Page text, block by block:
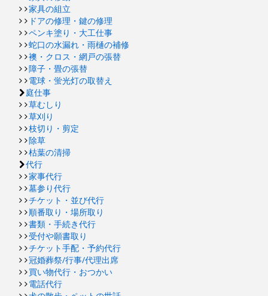
家具の組立
ドアの修理・鍵の修理
ペンキ塗り・大工仕事
蛇口の水漏れ・雨樋の補修
襖・クロス・網戸の張替
障子・畳の張替
電球・蛍光灯の取替え
庭仕事
草むしり
草刈り
枝切り・剪定
除草
枯葉の清掃
代行
家事代行
墓参り代行
チケット・並び代行
順番取り・場所取り
書類・手続き代行
受付や願書取り
チケット手配・予約代行
冠婚葬祭/行事/代理出席
買い物代行・おつかい
電話代行